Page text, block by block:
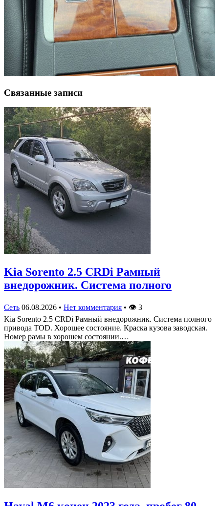
Связанные записи
Kia Sorento 2.5 CRDi Рамный
внедорожник. Система полного
Сеть 06.08.2026 • Нет комментария • 👁 3
Kia Sorento 2.5 CRDi Рамный внедорожник. Система полного
привода TOD. Хорошее состояние. Краска кузова заводская.
Номер рамы в хорошем состоянии.…